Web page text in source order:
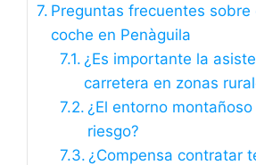
Preguntas frecuentes sobre
coche en Penàguila
¿Es importante la
carretera en zonas
¿El entorno
riesgo?
¿Compensa contratar